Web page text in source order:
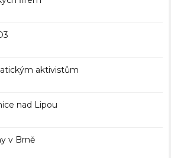
aktivistům
nad Lipou
v Brně